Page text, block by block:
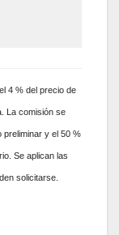
4 % del precio de
La comisión se
preliminar y el 50 %
Se aplican las
solicitarse.